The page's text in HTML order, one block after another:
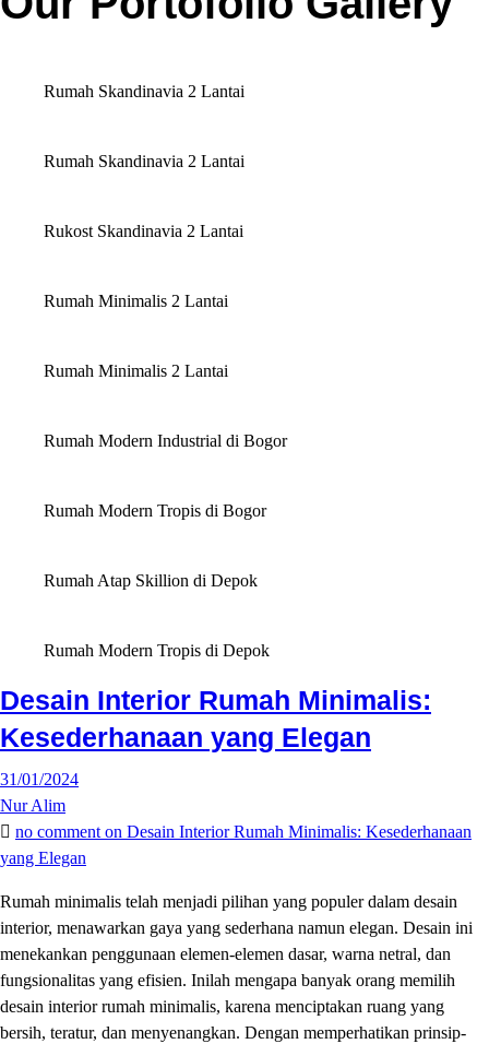
Rumah Skandinavia 2 Lantai
Rumah Skandinavia 2 Lantai
Rukost Skandinavia 2 Lantai
Rumah Minimalis 2 Lantai
Rumah Minimalis 2 Lantai
Rumah Modern Industrial di Bogor
Rumah Modern Tropis di Bogor
Rumah Atap Skillion di Depok
Rumah Modern Tropis di Depok
Desain Interior Rumah Minimalis:
Kesederhanaan yang Elegan
31/01/2024
Nur Alim
no comment on Desain Interior Rumah Minimalis: Kesederhanaan
yang Elegan
Rumah minimalis telah menjadi pilihan yang populer dalam desain
interior, menawarkan gaya yang sederhana namun elegan. Desain ini
menekankan penggunaan elemen-elemen dasar, warna netral, dan
fungsionalitas yang efisien. Inilah mengapa banyak orang memilih
desain interior rumah minimalis, karena menciptakan ruang yang
bersih, teratur, dan menyenangkan. Dengan memperhatikan prinsip-